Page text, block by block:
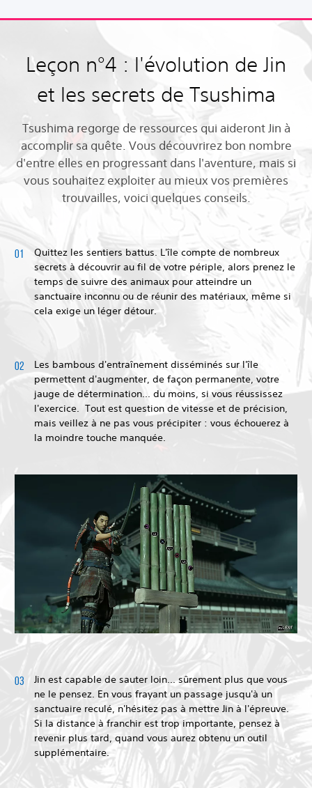
Leçon n°4 : l'évolution de Jin
et les secrets de Tsushima
Tsushima regorge de ressources qui aideront Jin à
accomplir sa quête. Vous découvrirez bon nombre
d'entre elles en progressant dans l'aventure, mais si
vous souhaitez exploiter au mieux vos premières
trouvailles, voici quelques conseils.
Quittez les sentiers battus. L'île compte de nombreux
secrets à découvrir au fil de votre périple, alors prenez le
temps de suivre des animaux pour atteindre un
sanctuaire inconnu ou de réunir des matériaux, même si
cela exige un léger détour.
Les bambous d'entraînement disséminés sur l'île
permettent d'augmenter, de façon permanente, votre
jauge de détermination... du moins, si vous réussissez
l'exercice. Tout est question de vitesse et de précision,
mais veillez à ne pas vous précipiter : vous échouerez à
la moindre touche manquée.
Jin est capable de sauter loin... sûrement plus que vous
ne le pensez. En vous frayant un passage jusqu'à un
sanctuaire reculé, n'hésitez pas à mettre Jin à l'épreuve.
Si la distance à franchir est trop importante, pensez à
revenir plus tard, quand vous aurez obtenu un outil
supplémentaire.